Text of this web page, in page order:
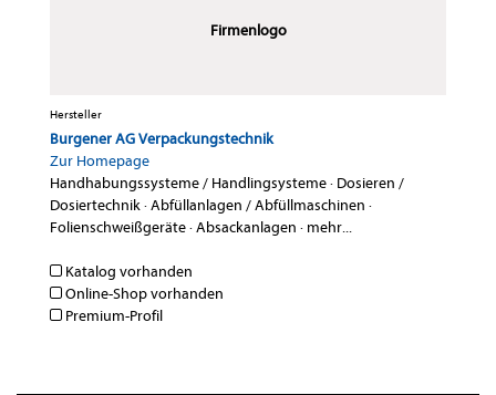
Firmenlogo
Hersteller
Burgener AG Verpackungstechnik
Zur Homepage
Handhabungssysteme / Handlingsysteme· Dosieren /
Dosiertechnik·Abfüllanlagen / Abfüllmaschinen ·
Folienschweißgeräte·Absackanlagen · mehr...
Katalog vorhanden
Online-Shop vorhanden
Premium-Profil